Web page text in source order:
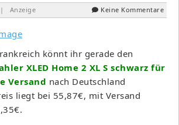
| Anzeige Keine Kommentare
könnt ihr gerade den
XLED Home 2 XL S schwarz für
Versand nach Deutschland
liegt bei 55,87€, mit Versand